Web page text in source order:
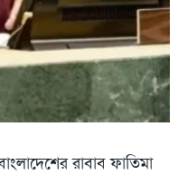
রাবাব ফাতিমা